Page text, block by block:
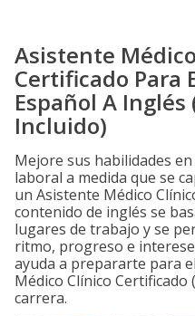
Asistente
Certificado Para
Español A Inglés
Incluido)
Mejore sus habilidades
laboral a medida que se
un Asistente Médico
contenido de inglés se
lugares de trabajo y se
ritmo, progreso e
ayuda a prepararte para
Médico Clínico Certificado
carrera.